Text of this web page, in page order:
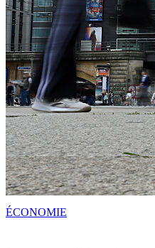
ÉCONOMIE